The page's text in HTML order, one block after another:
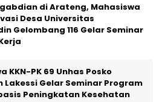
di Arateng, Mahasiswa
Desa Universitas
Gelombang 116 Gelar Seminar
KKN-PK 69 Unhas Posko
Lakessi Gelar Seminar Program
Peningkatan Kesehatan